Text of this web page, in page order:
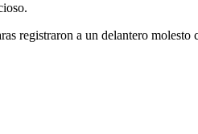
registraron a un delantero